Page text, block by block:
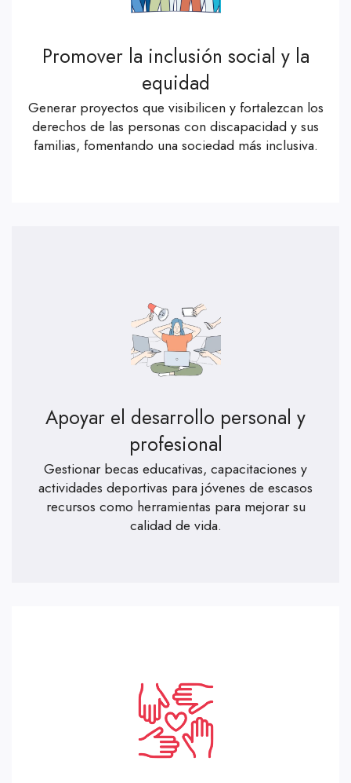
Promover la inclusión social y la
equidad
Generar proyectos que visibilicen y fortalezcan los
derechos de las personas con discapacidad y sus
familias, fomentando una sociedad más inclusiva.
Apoyar el desarrollo personal y
profesional
Gestionar becas educativas, capacitaciones y
actividades deportivas para jóvenes de escasos
recursos como herramientas para mejorar su
calidad de vida.